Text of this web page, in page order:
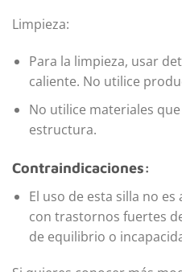
Limpieza:
Para la limpieza, usar
caliente. No utilice
No utilice materiales
estructura.
Contraindicaciones:
El uso de esta silla no
con trastornos fuertes
de equilibrio o